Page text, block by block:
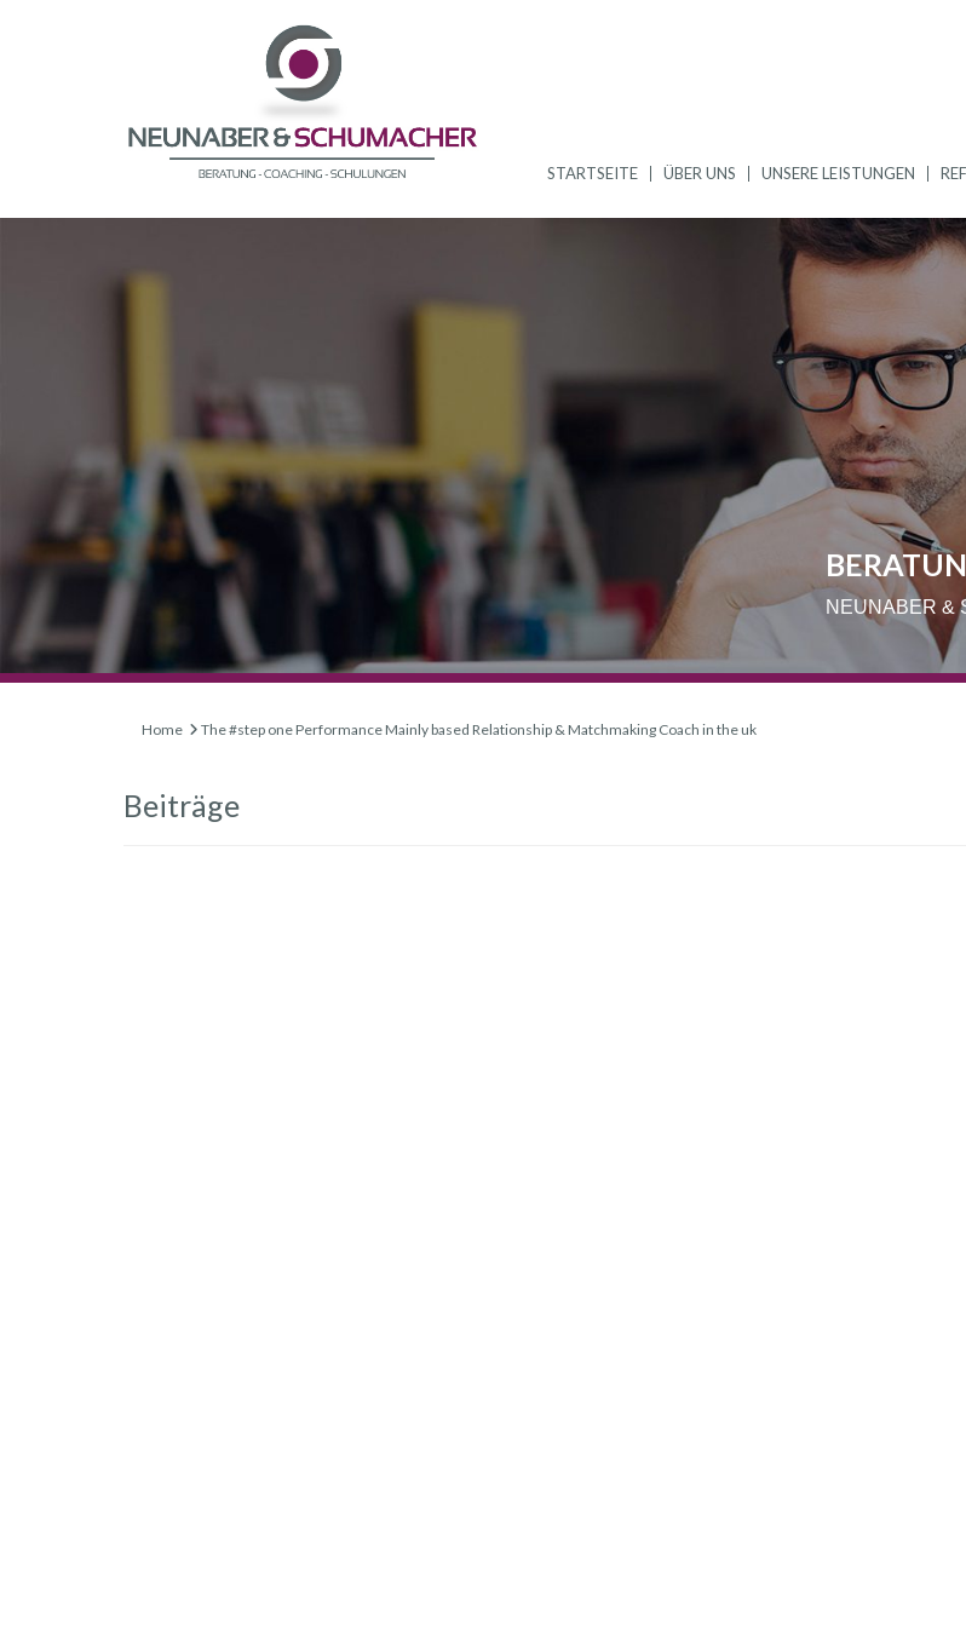
STARTSEITE ÜBER UNS UNSERE LEISTUNGEN
NEUNABER &
Home The #step one Performance Mainly based Relationship & Matchmaking Coach in the uk
Beiträge